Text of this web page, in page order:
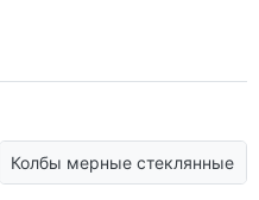
Колбы мерные стеклянные